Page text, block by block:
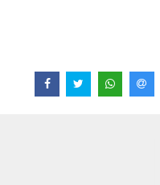
Zahn,Thandiwe Newton,